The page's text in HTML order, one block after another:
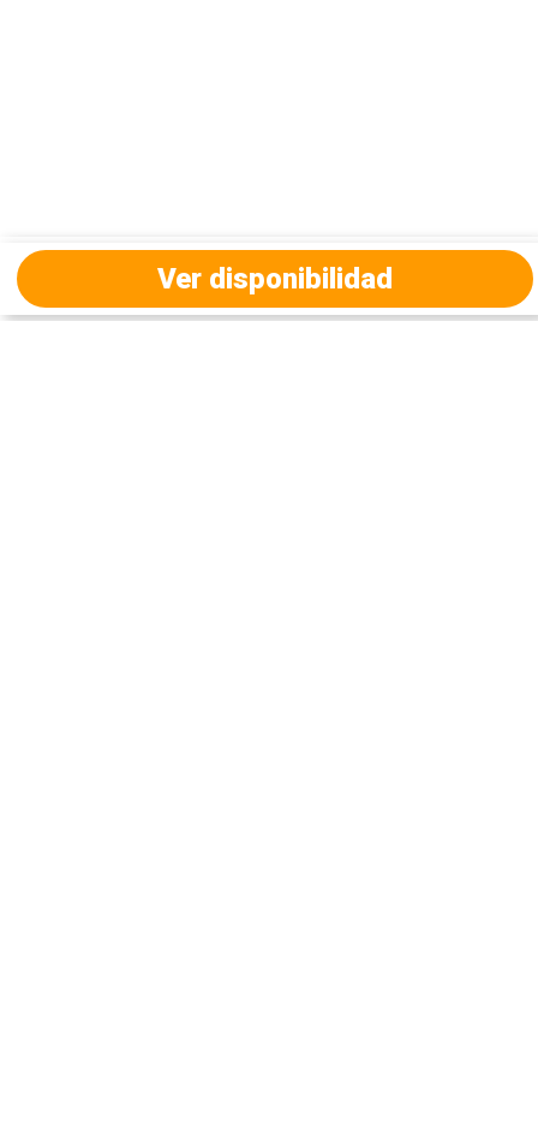
Ver disponibilidad